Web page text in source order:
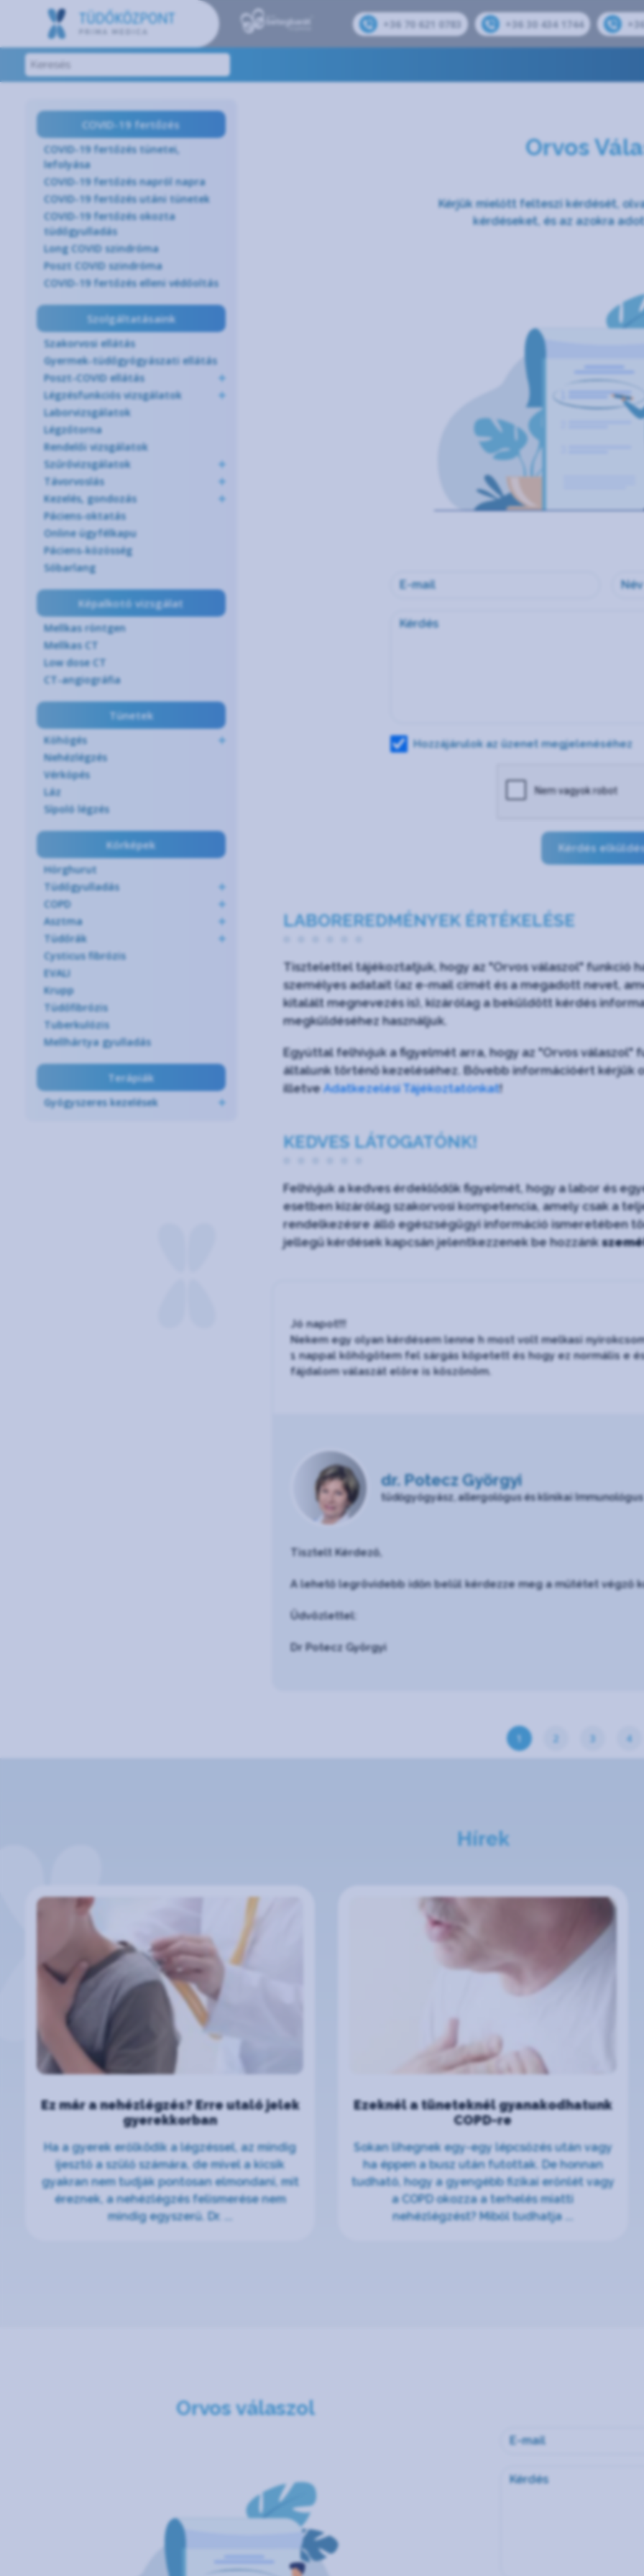
+36 70 621 0783 +36 30 434 1744
COVID-19 fertőzés
COVID-19 fertőzés tünetei,
lefolyása
COVID-19 fertőzés napról napra
COVID-19 fertőzés utáni tünetek
COVID-19 fertőzés okozta
tüdőgyulladás
Long COVID szindróma
Poszt COVID szindróma
COVID-19 fertőzés elleni védőoltás
Szolgáltatásaink
Szakorvosi ellátás
Gyermek-tüdőgyógyászati ellátás
Poszt-COVID ellátás
Légzésfunkciós vizsgálatok
Laborvizsgálatok
Légzőtorna
Rendelői vizsgálatok
Szűrővizsgálatok
Távorvoslás
Kezelés, gondozás
Páciens-oktatás
Online ügyfélkapu
Páciens-közösség
Sóbarlang
Képalkotó vizsgálat
Mellkas röntgen
Mellkas CT
Low dose CT
CT-angiográfia
Tünetek
Köhögés
Nehézlégzés
Vérköpés
Láz
Sípoló légzés
Kórképek
Hörghurut
Tüdőgyulladás
COPD
Asztma
Tüdőrák
Cysticus fibrózis
EVALI
Krupp
Tüdőfibrózis
Tuberkulózis
Mellhártya gyulladás
Terápiák
Gyógyszeres kezelések
Orvos
Kérjük mielőtt felteszi kérdését,
kérdéseket, és az azokra
Hozzájárulok az üzenet megjelenéséhez
Kérdés
LABOREREDMÉNYEK ÉRTÉKELÉSE
Tisztelettel tájékoztatjuk, hogy az "Orvos válaszol" funkció
személyes adatait (az e-mail címét és a megadott nevet,
kitalált megnevezés is), kizárólag a beküldött kérdés
megküldéséhez használjuk.
Egyúttal felhívjuk a figyelmét arra, hogy az "Orvos válaszol"
általunk történő kezeléséhez. Bővebb információért kérjük
illetveAdatkezelési Tájékoztatónkat!
KEDVES LÁTOGATÓNK!
Felhívjuk a kedves érdeklődők figyelmét, hogy a labor és
esetben kizárólag szakorvosi kompetencia, amely csak a
rendelkezésre álló egészségügyi információ ismeretében
jellegű kérdések kapcsán jelentkezzenek be hozzánk
Jó napot!!!
Nekem egy olyan kérdésem lenne h most volt melkasi
1 nappal köhögötem fel sárgás köpetett és hogy ez normális e
fájdalom válaszát elöre is köszönöm.
dr. Potecz Györgyi
tüdőgyógyász, allergológus és klinikai Immunológus
Tisztelt Kérdező,
A lehető legrövidebb időn belül kérdezze meg a műtétet végző
Üdvözlettel:
Dr Potecz Györgyi
1 2 3 4
Hírek
Ez már a nehézlégzés? Erre utaló jelek
gyerekkorban
Ha a gyerek erőlködik a légzéssel, az mindig
ijesztő a szülő számára, de mivel a kicsik
gyakran nem tudják pontosan elmondani, mit
éreznek, a nehézlégzés felismerése nem
mindig egyszerű. Dr. ...
Ezeknél a tüneteknél gyanakodhatunk
COPD-re
Sokan lihegnek egy-egy lépcsőzés után vagy
ha éppen a busz után futottak. De honnan
tudható, hogy a gyengébb fizikai erőnlét vagy
a COPD okozza a terhelés miatti
nehézlégzést? Miből tudhatja ...
Orvos válaszol